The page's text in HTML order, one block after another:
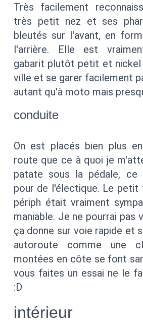
Très facilement
très petit nez et ses
bleutés sur l'avant, en
l'arrière. Elle est
gabarit plutôt petit et nickel
ville et se garer facilement
autant qu'à moto mais
conduite
On est placés bien plus
route que ce à quoi je
patate sous la pédale, ce
pour de l'électique. Le petit
périph était vraiment
maniable. Je ne pourrai pas
ça donne sur voie rapide et
autoroute comme une
montées en côte se font
vous faites un essai ne le
:D
intérieur